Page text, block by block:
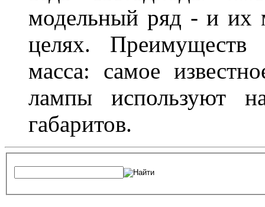
модельный ряд - и их
целях.
масса: самое
лампы используют
габаритов.